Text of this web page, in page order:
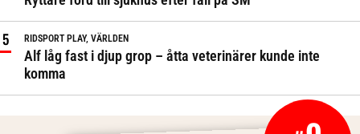
RIDSPORT PLAY, VÄRLDEN
Alf låg fast i djup grop – åtta veterinärer kunde inte
komma